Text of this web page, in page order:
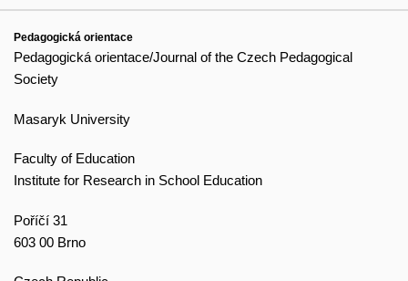
Pedagogická orientace
Pedagogická orientace/Journal of the Czech Pedagogical
Society
Masaryk University
Faculty of Education
Institute for Research in School Education
Poříčí 31
603 00 Brno